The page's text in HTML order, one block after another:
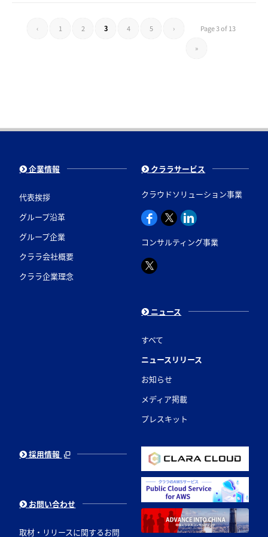
Page 3 of 13
‹ 1 2 3 4 5 ›
»
企業情報
代表挨拶
グループ沿革
グループ企業
クララ会社概要
クララ企業理念
クララサービス
クラウドソリューション事業
コンサルティング事業
ニュース
すべて
ニュースリリース
お知らせ
メディア掲載
プレスキット
採用情報
お問い合わせ
取材・リリースに関するお問